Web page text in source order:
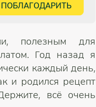
ПОБЛАГОДАРИТЬ
полезным для
Год назад я
каждый день,
и родился рецепт
всё очень